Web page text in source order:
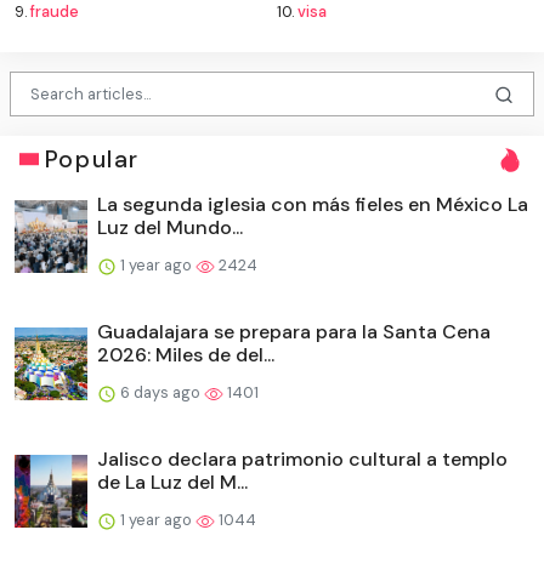
9.fraude 10.visa
Popular
La segunda iglesia con más fieles en México La
Luz del Mundo...
1 year ago 2424
Guadalajara se prepara para la Santa Cena
2026: Miles de del...
6 days ago 1401
Jalisco declara patrimonio cultural a templo
de La Luz del M...
1 year ago 1044